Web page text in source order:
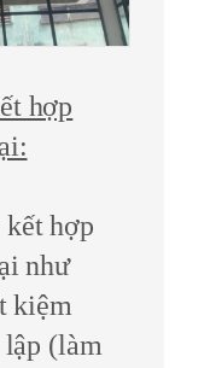
hợp
kết hợp
như
kiệm
(làm